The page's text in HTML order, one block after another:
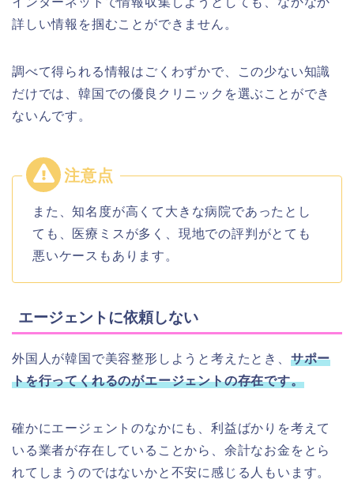
詳しい情報を掴むことができません。
調べて得られる情報はごくわずかで、この少ない知識
だけでは、韓国での優良クリニックを選ぶことができ
ないんです。
また、知名度が高くて大きな病院であったとし
ても、医療ミスが多く、現地での評判がとても
悪いケースもあります。
エージェントに依頼しない
外国人が韓国で美容整形しようと考えたとき、 サポー
トを行ってくれるのがエージェントの存在です。
確かにエージェントのなかにも、利益ばかりを考えて
いる業者が存在していることから、余計なお金をとら
れてしまうのではないかと不安に感じる人もいます。